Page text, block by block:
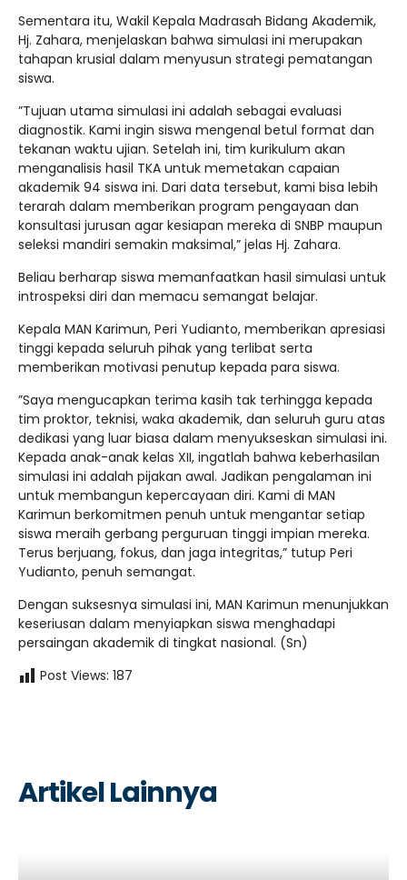
​Sementara itu, Wakil Kepala Madrasah Bidang Akademik,
Hj. Zahara, menjelaskan bahwa simulasi ini merupakan
tahapan krusial dalam menyusun strategi pematangan
siswa.
​”Tujuan utama simulasi ini adalah sebagai evaluasi
diagnostik. Kami ingin siswa mengenal betul format dan
tekanan waktu ujian. Setelah ini, tim kurikulum akan
menganalisis hasil TKA untuk memetakan capaian
akademik 94 siswa ini. Dari data tersebut, kami bisa lebih
terarah dalam memberikan program pengayaan dan
konsultasi jurusan agar kesiapan mereka di SNBP maupun
seleksi mandiri semakin maksimal,” jelas Hj. Zahara.
Beliau berharap siswa memanfaatkan hasil simulasi untuk
introspeksi diri dan memacu semangat belajar.
​Kepala MAN Karimun, Peri Yudianto, memberikan apresiasi
tinggi kepada seluruh pihak yang terlibat serta
memberikan motivasi penutup kepada para siswa.
​”Saya mengucapkan terima kasih tak terhingga kepada
tim proktor, teknisi, waka akademik, dan seluruh guru atas
dedikasi yang luar biasa dalam menyukseskan simulasi ini.
Kepada anak-anak kelas XII, ingatlah bahwa keberhasilan
simulasi ini adalah pijakan awal. Jadikan pengalaman ini
untuk membangun kepercayaan diri. Kami di MAN
Karimun berkomitmen penuh untuk mengantar setiap
siswa meraih gerbang perguruan tinggi impian mereka.
Terus berjuang, fokus, dan jaga integritas,” tutup Peri
Yudianto, penuh semangat.
​Dengan suksesnya simulasi ini, MAN Karimun menunjukkan
keseriusan dalam menyiapkan siswa menghadapi
persaingan akademik di tingkat nasional. (Sn)
Post Views: 187
Artikel Lainnya